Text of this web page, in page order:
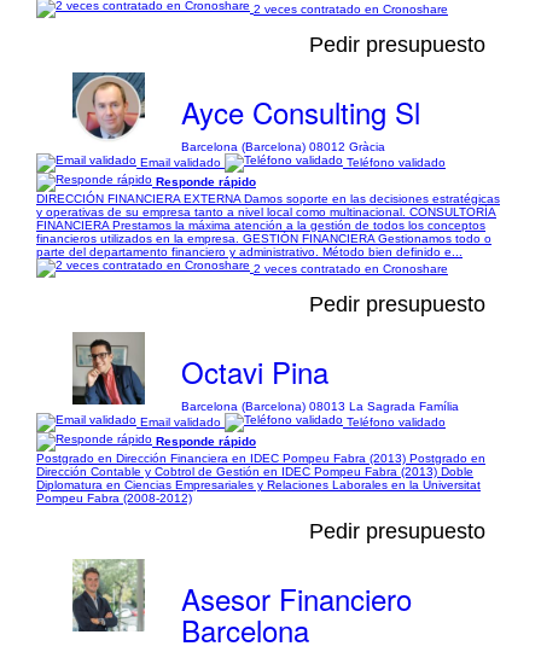
2 veces contratado en Cronoshare
Pedir presupuesto
Ayce Consulting Sl
Barcelona (Barcelona) 08012 Gràcia
Email validado
Teléfono validado
Responde rápido
DIRECCIÓN FINANCIERA EXTERNA Damos soporte en las decisiones estratégicas
y operativas de su empresa tanto a nivel local como multinacional. CONSULTORÍA
FINANCIERA Prestamos la máxima atención a la gestión de todos los conceptos
financieros utilizados en la empresa. GESTIÓN FINANCIERA Gestionamos todo o
parte del departamento financiero y administrativo. Método bien definido e...
2 veces contratado en Cronoshare
Pedir presupuesto
Octavi Pina
Barcelona (Barcelona) 08013 La Sagrada Família
Email validado
Teléfono validado
Responde rápido
Postgrado en Dirección Financiera en IDEC Pompeu Fabra (2013) Postgrado en
Dirección Contable y Cobtrol de Gestión en IDEC Pompeu Fabra (2013) Doble
Diplomatura en Ciencias Empresariales y Relaciones Laborales en la Universitat
Pompeu Fabra (2008-2012)
Pedir presupuesto
Asesor Financiero
Barcelona